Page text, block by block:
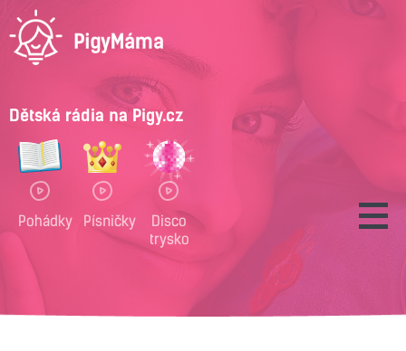
Dětská rádia na Pigy.cz
Pohádky Písničky
Disco
trysko